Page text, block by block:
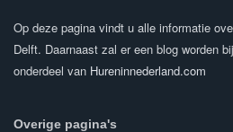
Op deze pagina vindt u alle informatie
Delft. Daarnaast zal er een blog worden
onderdeel van Hureninnederland.com
Overige pagina's